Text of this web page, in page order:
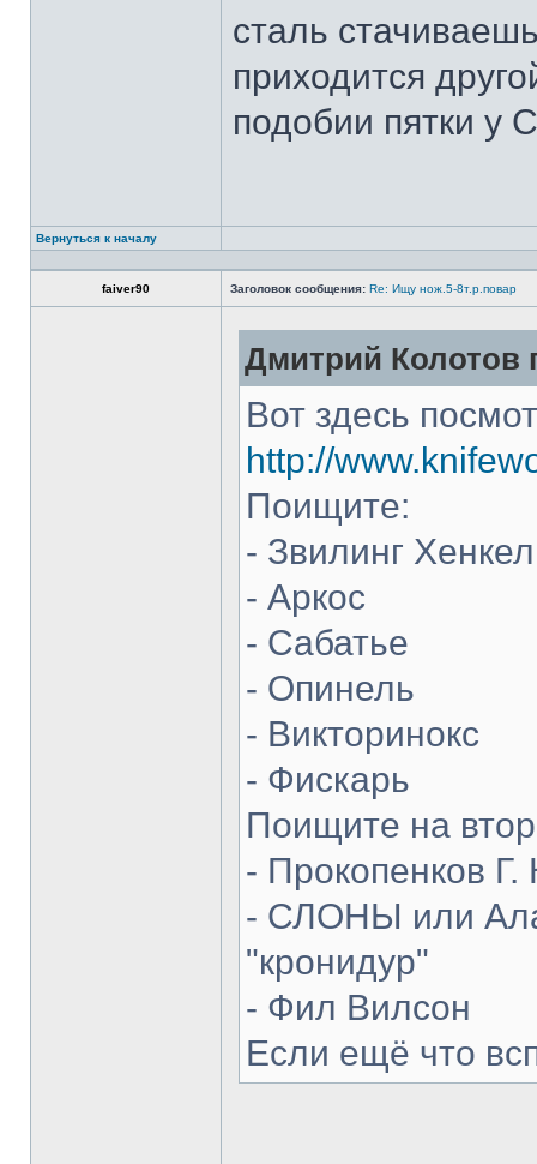
сталь
приходится
подобии пятки у
Вернуться к началу
faiver90 Заголовок сообщения: Re: Ищу нож.5-8т.р.повар
Дмитрий Колотов
Вот здесь
http://
Поищите:
- Звилинг
- Аркос
- Сабатье
- Опинель
- Викторинокс
- Фискарь
Поищите на
- Прокопенков Г.
- СЛОНЫ или
"кронидур"
- Фил Вилсон
Если ещё что